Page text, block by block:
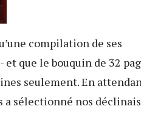
compilation de ses
que le bouquin de 32
seulement. En
sélectionné nos